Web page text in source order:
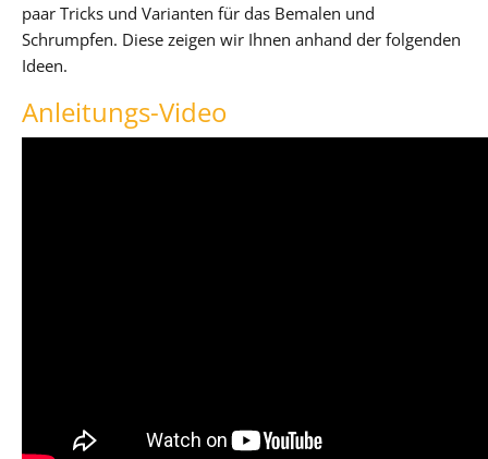
paar Tricks und Varianten für das Bemalen und
Schrumpfen. Diese zeigen wir Ihnen anhand der folgenden
Ideen.
Anleitungs-Video